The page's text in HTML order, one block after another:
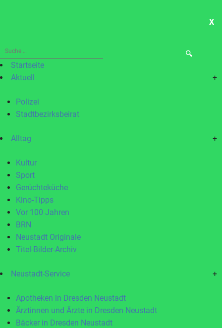
X
Suche
nach:Startseite
Aktuell
+
Polizei
Stadtbezirksbeirat
Alltag +
Kultur
Sport
Gerüchteküche
Kino-Tipps
Vor 100 Jahren
BRN
Neustadt Originale
Titel-Bilder-Archiv
Neustadt-Service +
Apotheken in Dresden Neustadt
Ärztinnen und Ärzte in Dresden Neustadt
Bäcker in Dresden Neustadt